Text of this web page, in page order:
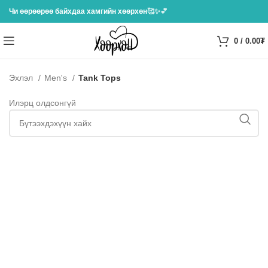
Чи өөрөөрөө байхдаа хамгийн хөөрхөн🥰✨💕
0 / 0.00₮
Эхлэл Men's Tank Tops
Илэрц олдсонгүй